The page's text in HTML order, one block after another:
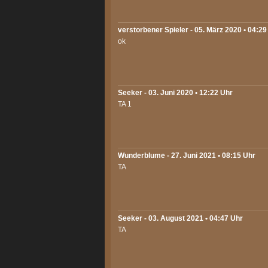
verstorbener Spieler - 05. März 2020 •
ok
Seeker - 03. Juni 2020 • 12:22 Uhr
TA 1
Wunderblume - 27. Juni 2021 • 08:15 Uhr
TA
Seeker - 03. August 2021 • 04:47 Uhr
TA